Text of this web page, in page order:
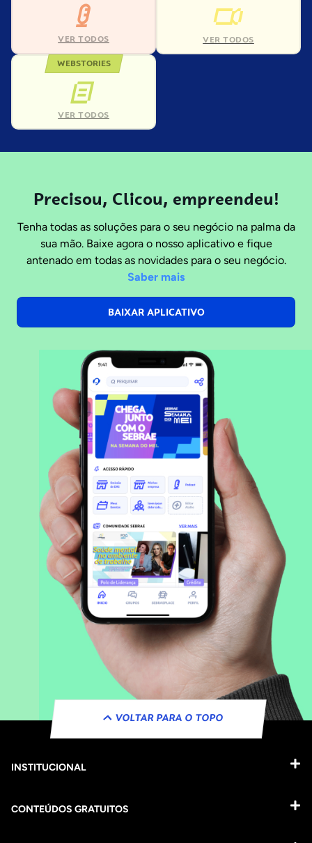
VER TODOS VER TODOS
WEBSTORIES
VER TODOS
Precisou, Clicou, empreendeu!
Tenha todas as soluções para o seu negócio na palma da
sua mão. Baixe agora o nosso aplicativo e fique
antenado em todas as novidades para o seu negócio.
Saber mais
BAIXAR APLICATIVO
VOLTAR PARA O TOPO
INSTITUCIONAL
CONTEÚDOS GRATUITOS